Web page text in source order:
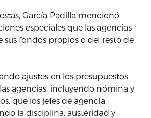
García Padilla mencionó
especiales que las agencias
sus fondos propios o del resto de
ajustes en los presupuestos
agencias, incluyendo nómina y
que los jefes de agencia
la disciplina, austeridad y